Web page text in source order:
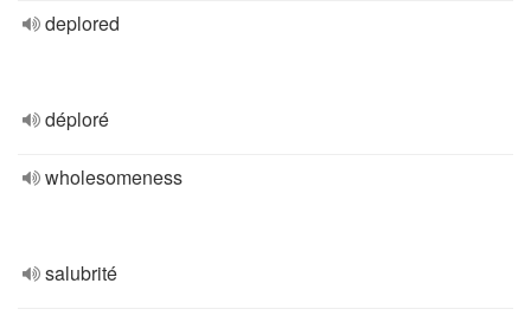
deplored
déploré
wholesomeness
salubrité